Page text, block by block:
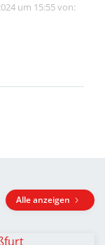
um 15:55 von:
Alle anzeigen